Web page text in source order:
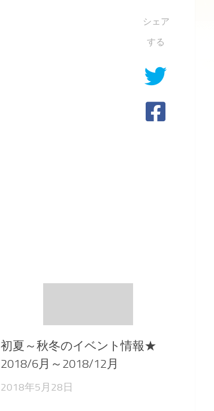
シェア
する
初夏～秋冬のイベント情報★
2018/6月～2018/12月
2018年5月28日